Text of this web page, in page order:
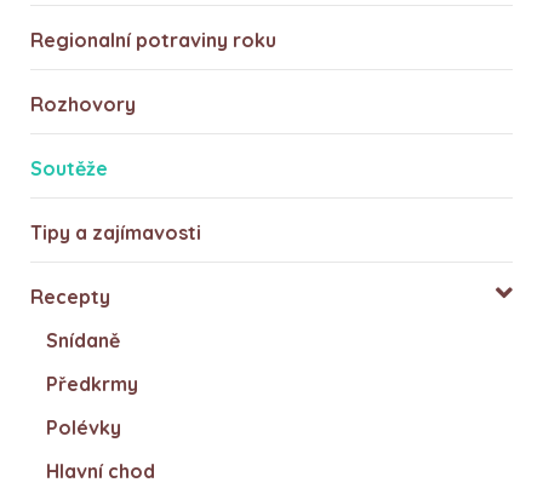
Regionalní potraviny roku
Rozhovory
Soutěže
Tipy a zajímavosti
Recepty
Snídaně
Předkrmy
Polévky
Hlavní chod